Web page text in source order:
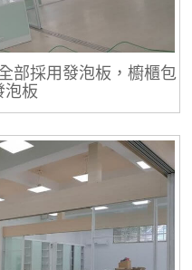
部採用發泡板，櫥櫃包
泡板